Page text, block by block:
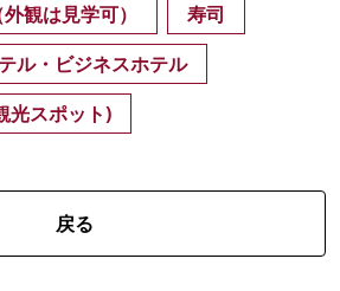
観は見学可）
寿司
ル・ビジネスホテル
光スポット)
戻る